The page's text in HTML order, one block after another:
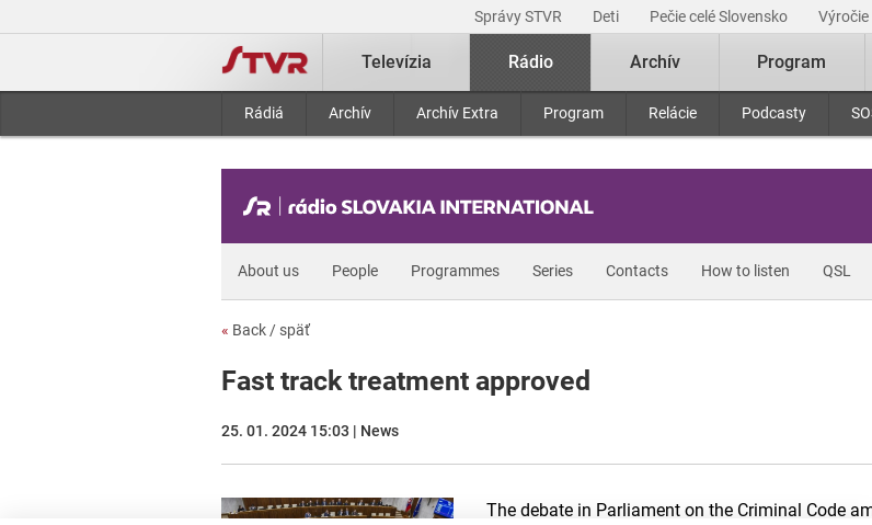
Správy STVR Deti Pečie celé Slovensko Výročie
Televízia Rádio
Rádiá Archív Archív Extra Program Relácie Podcasty
Archív Program
About us People Programmes Series Contacts How to listen QSL
« Back / späť
Fast track treatment approved
25. 01. 2024 15:03 | News
The debate in Parliament on the Criminal Code